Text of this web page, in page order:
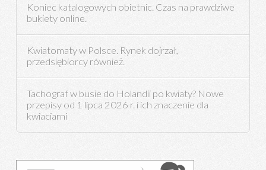
Koniec katalogowych obietnic. Czas na prawdziwe
bukiety online.
Kwiatomaty w Polsce. Rynek dojrzał,
przedsiębiorcy również.
Tachograf w busie do Holandii po kwiaty? Nowe
przepisy od 1 lipca 2026 r. i ich znaczenie dla
kwiaciarni